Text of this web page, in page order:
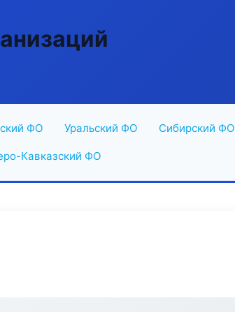
ФО Уральский ФО Сибирский ФО
Кавказский ФО